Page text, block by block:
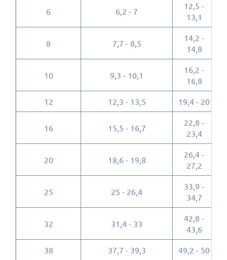
6 6,2 - 7
12,5 -
13,1
8 7,7 - 8,5
14,2 -
14,8
10 9,3 - 10,1
16,2 -
16,8
12 12,3 - 13,5 19,4 - 20
16 15,5 - 16,7
22,8 -
23,4
20 18,6 - 19,8
26,4 -
27,2
25 25 - 26,4
33,9 -
34,7
32 31,4 - 33
42,8 -
43,6
38 37,7 - 39,3 49,2 - 50